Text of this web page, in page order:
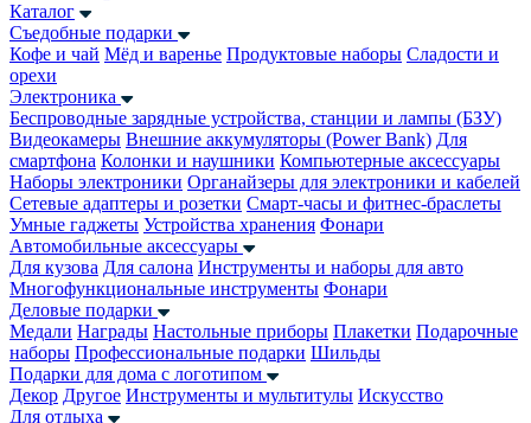
Каталог
Съедобные подарки
Кофе и чай Мёд и варенье Продуктовые наборы Сладости и
орехи
Электроника
Беспроводные зарядные устройства, станции и лампы (БЗУ)
Видеокамеры Внешние аккумуляторы (Power Bank) Для
смартфона Колонки и наушники Компьютерные аксессуары
Наборы электроники Органайзеры для электроники и кабелей
Сетевые адаптеры и розетки Смарт-часы и фитнес-браслеты
Умные гаджеты Устройства хранения Фонари
Автомобильные аксессуары
Для кузова Для салона Инструменты и наборы для авто
Многофункциональные инструменты Фонари
Деловые подарки
Медали Награды Настольные приборы Плакетки Подарочные
наборы Профессиональные подарки Шильды
Подарки для дома с логотипом
Декор Другое Инструменты и мультитулы Искусство
Для отдыха